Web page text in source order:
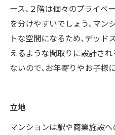
ース､２階は個々のプライベ
を分けやすいでしょう｡マン
トな空間になるため､デッド
えるような間取りに設計さ
ないので､お年寄りやお子様
立地
マンションは駅や商業施設